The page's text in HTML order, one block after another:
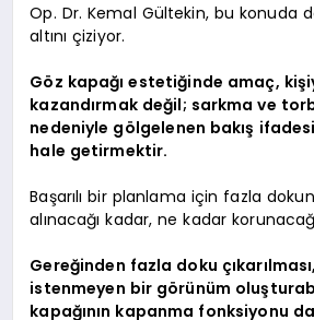
Op. Dr. Kemal Gültekin, bu konuda
altını çiziyor.
Göz kapağı estetiğinde amaç,
kazandırmak değil; sarkma ve
nedeniyle gölgelenen bakış
hale getirmektir.
Başarılı bir planlama için fazla
alınacağı kadar, ne kadar
Gereğinden fazla doku
istenmeyen bir görünüm
kapağının kapanma fonksiyonu